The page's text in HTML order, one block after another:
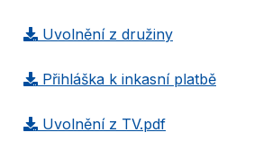
Uvolnění z družiny
Přihláška k inkasní platbě
Uvolnění z TV.pdf